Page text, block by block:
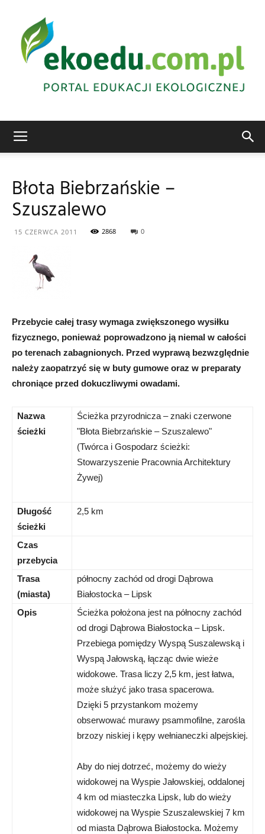
Błota Biebrzańskie –
Szuszalewo
15 CZERWCA 2011 2868 0
Przebycie całej trasy wymaga zwiększonego wysiłku
fizycznego, ponieważ poprowadzono ją niemal w całości
po terenach zabagnionych. Przed wyprawą bezwzględnie
należy zaopatrzyć się w buty gumowe oraz w preparaty
chroniące przed dokuczliwymi owadami.
Nazwa
ścieżki
Ścieżka przyrodnicza – znaki czerwone
"Błota Biebrzańskie – Szuszalewo"
(Twórca i Gospodarz ścieżki:
Stowarzyszenie Pracownia Architektury
Żywej)
Długość
ścieżki
2,5 km
Czas
przebycia
Trasa
(miasta)
północny zachód od drogi Dąbrowa
Białostocka – Lipsk
Opis
Ścieżka położona jest na północny zachód
od drogi Dąbrowa Białostocka – Lipsk.
Przebiega pomiędzy Wyspą Suszalewską i
Wyspą Jałowską, łącząc dwie wieże
widokowe. Trasa liczy 2,5 km, jest łatwa,
może służyć jako trasa spacerowa.
Dzięki 5 przystankom możemy
obserwować murawy psammofilne, zarośla
brzozy niskiej i kępy wełnianeczki alpejskiej.
Aby do niej dotrzeć, możemy do wieży
widokowej na Wyspie Jałowskiej, oddalonej
4 km od miasteczka Lipsk, lub do wieży
widokowej na Wyspie Szuszalewskiej 7 km
od miasta Dąbrowa Białostocka. Możemy